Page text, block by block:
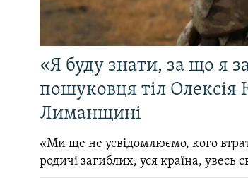
«Я буду знати, за що я
пошуковця тіл
Лиманщині
«Ми ще не усвідомлюємо, кого
родичі загиблих, уся країна, увесь